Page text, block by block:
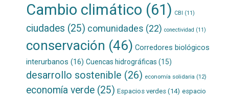
Cambio climático (61) CBI (11)
ciudades (25) comunidades (22) conectividad (11)
conservación (46) Corredores biológicos
interurbanos (16) Cuencas hidrográficas (15)
desarrollo sostenible (26) economía solidaria (12)
economía verde(25) Espacios verdes(14) espacio